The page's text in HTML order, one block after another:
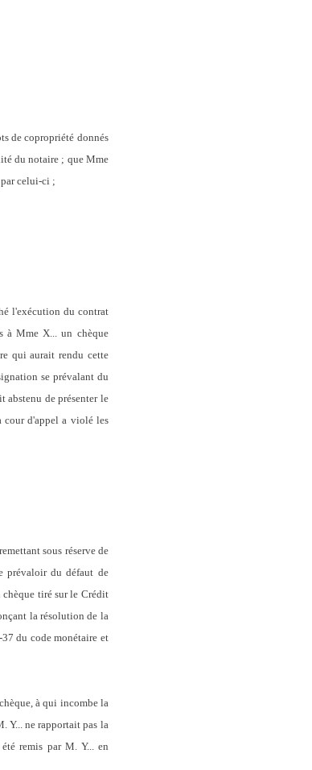
de copropriété donnés
du notaire ; que Mme
par celui-ci;
l'exécution du contrat
à Mme X... un chèque
qui aurait rendu cette
se prévalant du
abstenu de présenter le
cour d'appel a violé les
sous réserve de
prévaloir du défaut de
chèque tiré sur le Crédit
la résolution de la
du code monétaire et
à qui incombe la
Y... ne rapportait pas la
remis par M. Y... en